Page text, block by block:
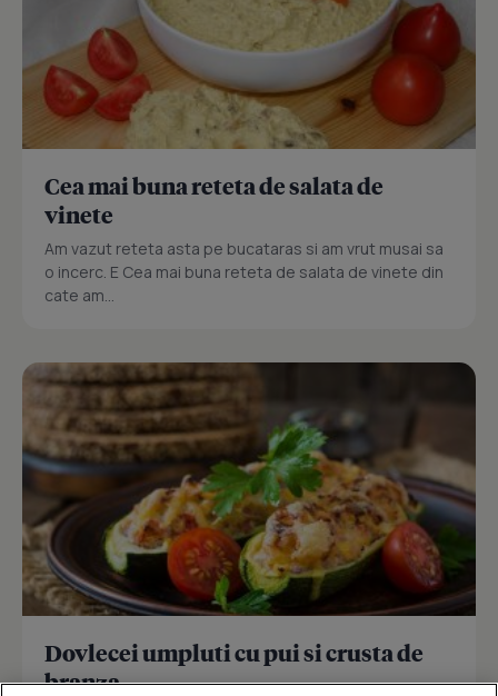
Cea mai buna reteta de salata de
vinete
Am vazut reteta asta pe bucataras si am vrut musai sa
o incerc. E Cea mai buna reteta de salata de vinete din
cate am...
Dovlecei umpluti cu pui si crusta de
branza